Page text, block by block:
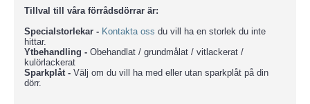
Tillval till våra förrådsdörrar är:
Specialstorlekar - Kontakta oss du vill ha en storlek du inte
hittar.
Ytbehandling - Obehandlat / grundmålat / vitlackerat /
kulörlackerat
Sparkplåt - Välj om du vill ha med eller utan sparkplåt på din
dörr.